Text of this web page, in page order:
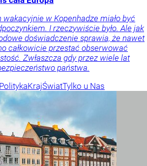
w Kopenhadze miało być
I rzeczywiście było. Ale jak
doświadczenie sprawia, że nawet
całkowicie przestać obserwować
Zwłaszcza gdy przez wiele lat
państwa.
PolitykaKrajŚwiatTylko u Nas